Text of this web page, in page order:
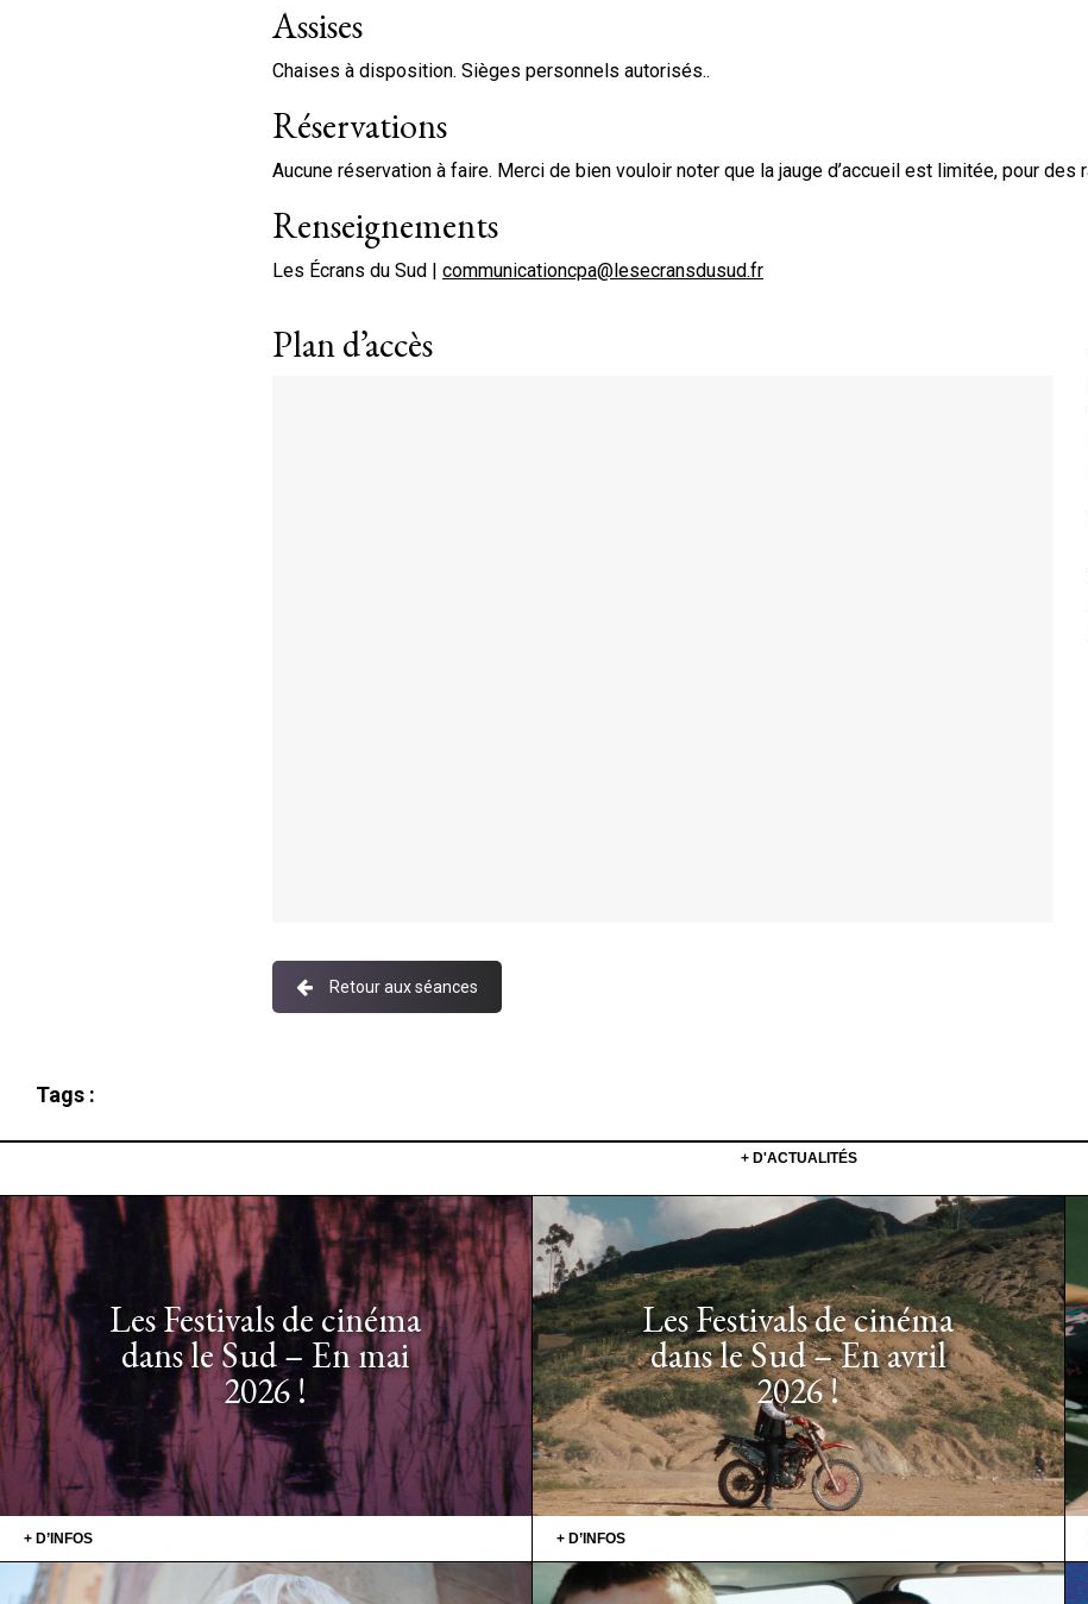
Assises
Chaises à disposition. Sièges personnels autorisés..
Réservations
Aucune réservation à faire. Merci de bien vouloir noter que la jauge d’accueil est limitée, pour des
Renseignements
Les Écrans du Sud | communicationcpa@lesecransdusud.fr
Plan d’accès
Retour aux séances
Tags :
+ D'ACTUALITÉS
Les Festivals de cinéma
dans le Sud – En mai
2026 !
+ D’INFOS
Les Festivals de cinéma
dans le Sud – En avril
2026 !
+ D’INFOS